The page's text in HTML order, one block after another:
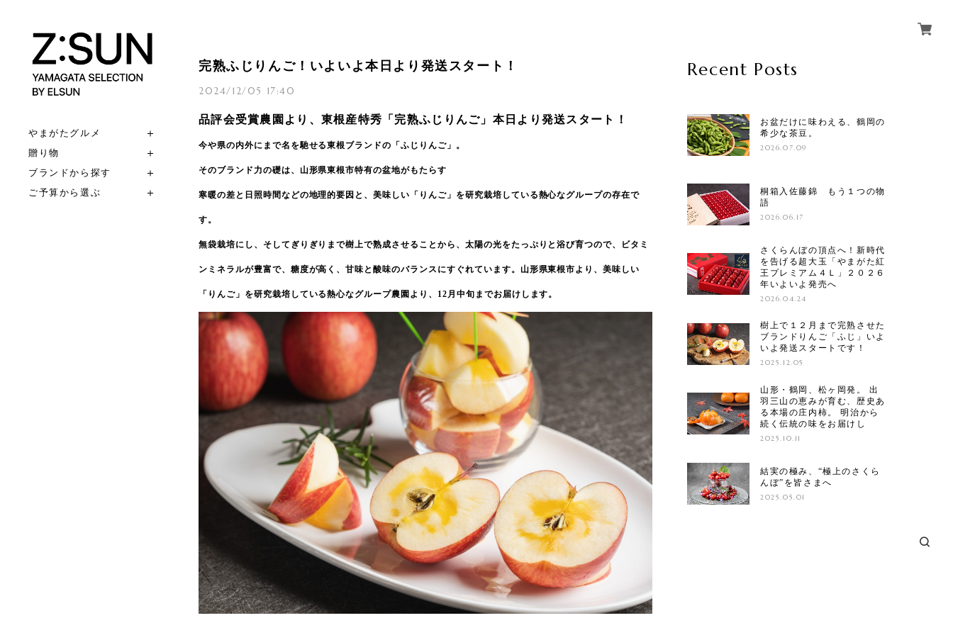
やまがたグルメ
贈り物
ブランドから探す
ご予算から選ぶ
完熟ふじりんご！いよいよ本日より発送スタート！
2024/12/05 17:40
品評会受賞農園より、 東根産特秀「完熟ふじりんご」本日より発送スタート！
今や県の内外にまで名を馳せる東根ブランドの「ふじりんご」。
そのブランド力の礎は、山形県東根市特有の盆地がもたらす
寒暖の差と日照時間などの地理的要因と、美味しい「りんご」を研究栽培している熱心なグループの存在で
す。
無袋栽培にし、そしてぎりぎりまで樹上で熟成させることから、太陽の光をたっぷりと浴び育つので、 ビタミ
ンミネラルが豊富で、糖度が高く、甘味と酸味のバランスにすぐれています。山形県東根市より、美味しい
「りんご」を研究栽培している熱心なグループ農園より、12月中旬までお届けします。
Recent Posts
お盆だけに味わえる、鶴岡の
希少な茶豆。
2026.07.09
桐箱入佐藤錦 もう１つの物
語
2026.06.17
さくらんぼの頂点へ！新時代
を告げる超大玉「やまがた紅
王プレミアム４Ｌ」２０２６
年いよいよ発売へ
2026.04.24
樹上で１２月まで完熟させた
ブランドりんご「ふじ」いよ
いよ発送スタートです！
2025.12.05
山形・鶴岡、松ヶ岡発。 出
羽三山の恵みが育む、歴史あ
る本場の庄内柿。 明治から
続く伝統の味をお届けし
2025.10.11
結実の極み、“極上のさくら
んぼ”を皆さまへ
2025.05.01